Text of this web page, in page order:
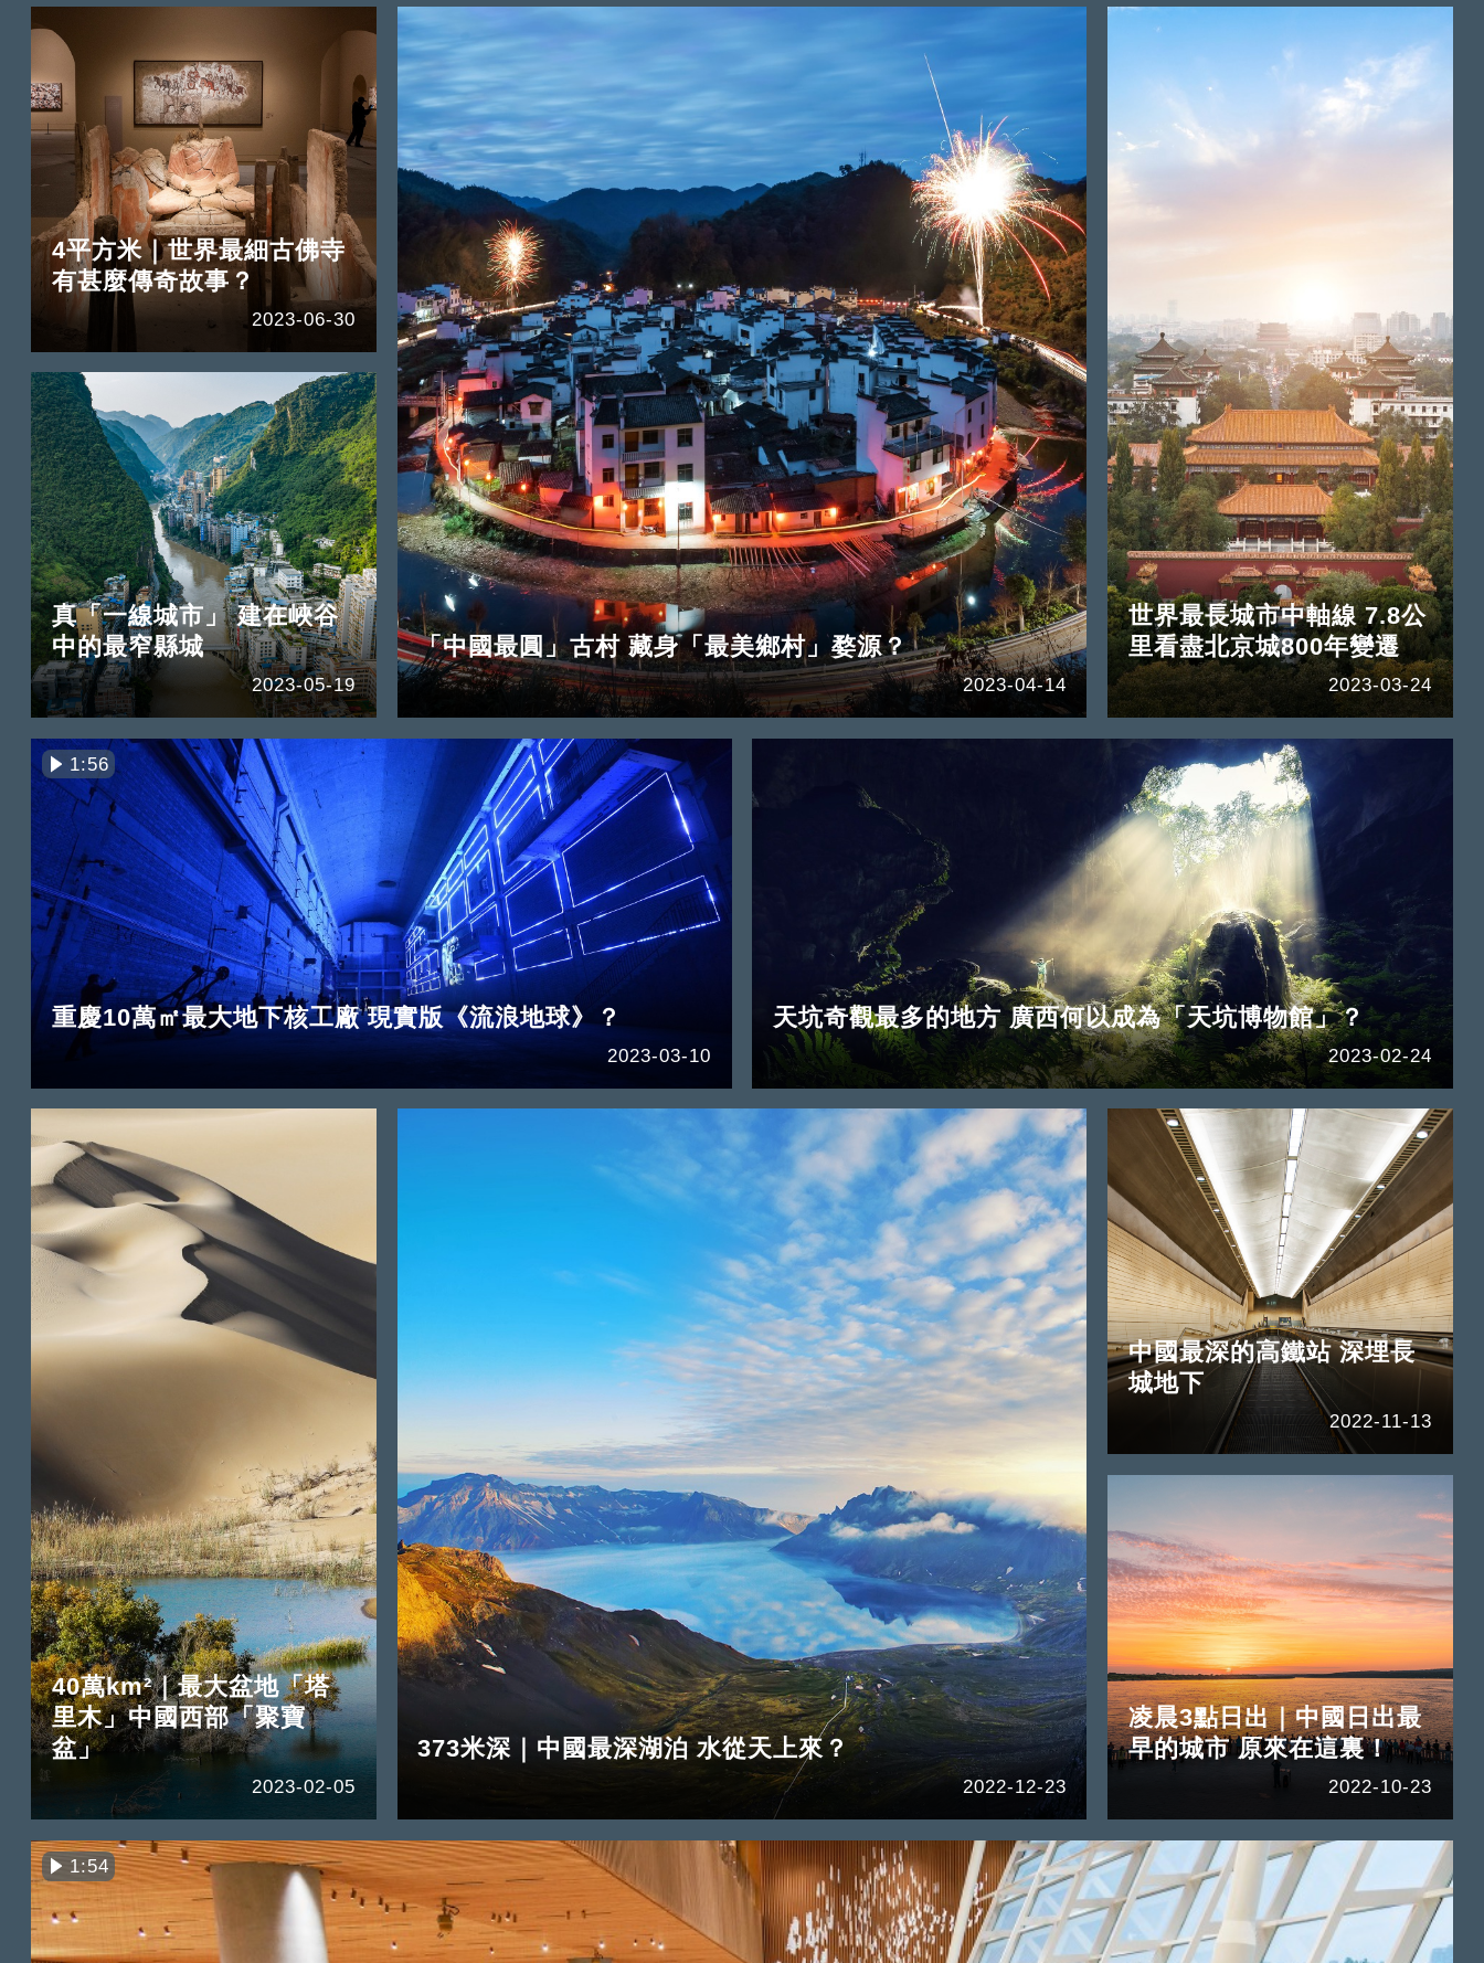
4平方米｜世界最細古佛寺
有甚麼傳奇故事？
2023-06-30
真「一線城市」 建在峽谷
中的最窄縣城
2023-05-19
「中國最圓」古村 藏身「最美鄉村」婺源？
2023-04-14
世界最長城市中軸線 7.8公
里看盡北京城800年變遷
2023-03-24
1:56
重慶10萬㎡最大地下核工廠 現實版《流浪地球》？
2023-03-10
天坑奇觀最多的地方 廣西何以成為「天坑博物館」？
2023-02-24
40萬km²｜最大盆地「塔
里木」中國西部「聚寶
盆」
2023-02-05
373米深｜中國最深湖泊 水從天上來？
2022-12-23
中國最深的高鐵站 深埋長
城地下
2022-11-13
凌晨3點日出｜中國日出最
早的城市 原來在這裏！
2022-10-23
1:54